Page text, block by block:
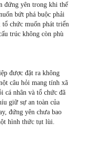
đứng yên trong khi thế
bứt phá buộc phải
chức muốn phát triển
trúc không còn phù
được đặt ra không
câu hỏi mang tính xã
cá nhân và tổ chức đã
giữ sự an toàn của
đứng yên chưa bao
hình thức tụt lùi.